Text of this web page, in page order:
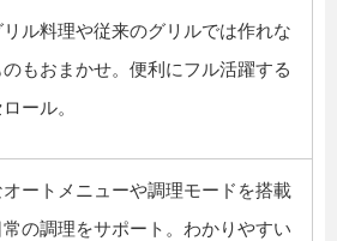
ル料理や従来のグリルでは作れな
のもおまかせ。便利にフル活躍する
ール。
オートメニューや調理モードを搭載
常の調理をサポート。わかりやすい